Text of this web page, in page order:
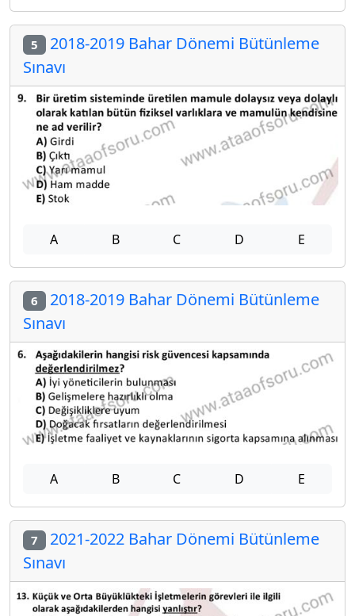
5 2018-2019 Bahar Dönemi Bütünleme
Sınavı
A B C D E
6 2018-2019 Bahar Dönemi Bütünleme
Sınavı
A B C D E
7 2021-2022 Bahar Dönemi Bütünleme
Sınavı